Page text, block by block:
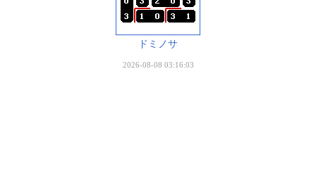
ドミノサ
2026-08-08 03:16:03